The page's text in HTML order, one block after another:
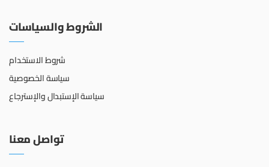
الشروط والسياسات
شروط الاستخدام
سياسة الخصوصية
سياسة الإستبدال والإسترجاع
تواصل معنا